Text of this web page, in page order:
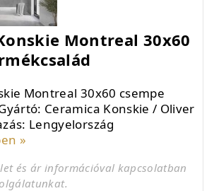
Montreal 30x60
Montreal 30x60 csempe
Ceramica Konskie / Oliver
Lengyelország
»
és ár információval kapcsolatban